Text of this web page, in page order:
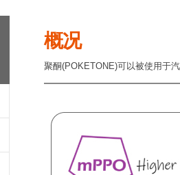
概况
聚酮(POKETONE)可以被使用于